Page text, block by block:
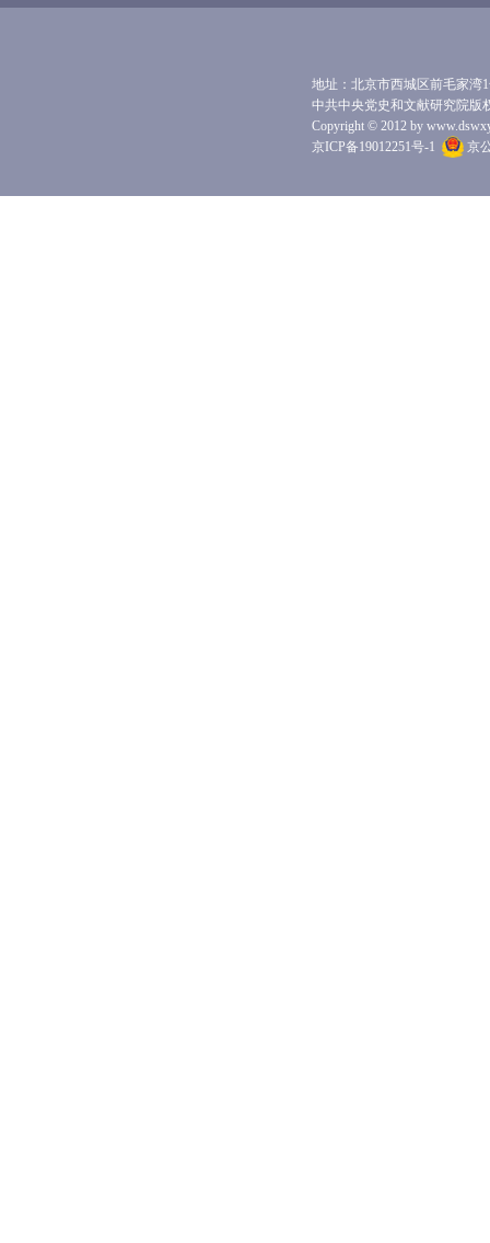
地址：北京市西城区前毛家湾
中共中央党史和文献研究院版
Copyright © 2012 by
京ICP备19012251号-1
京